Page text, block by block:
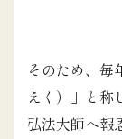
そのため、毎
えく）」と称
弘法大師へ報